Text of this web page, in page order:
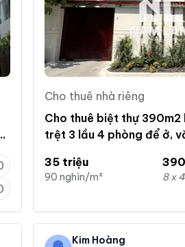
Cho thuê nhà riêng
Cho thuê biệt thự 390m2
trệt 3 lầu 4 phòng để ở,
35 triệu
90 nghìn/m²
390
8 x
Kim Hoàng